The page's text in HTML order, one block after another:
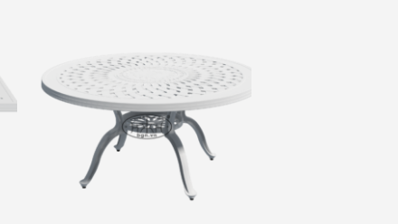
Add to
wishlist